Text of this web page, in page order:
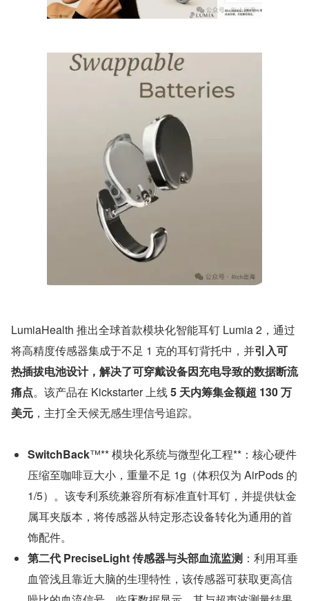
LumiaHealth 推出全球首款模块化智能耳钉 Lumia 2，通过
将高精度传感器集成于不足 1 克的耳钉背托中，并引入可
热插拔电池设计，解决了可穿戴设备因充电导致的数据断流
痛点。该产品在 Kickstarter 上线 5 天内筹集金额超 130 万
美元 ，主打全天候无感生理信号追踪。
SwitchBack™** 模块化系统与微型化工程**：核心硬件
压缩至咖啡豆大小，重量不足 1g（体积仅为 AirPods 的
1/5）。该专利系统兼容所有标准直针耳钉，并提供钛金
属耳夹版本，将传感器从特定形态设备转化为通用的首
饰配件。
第二代 PreciseLight 传感器与头部血流监测 ：利用耳垂
血管浅且靠近大脑的生理特性，该传感器可获取更高信